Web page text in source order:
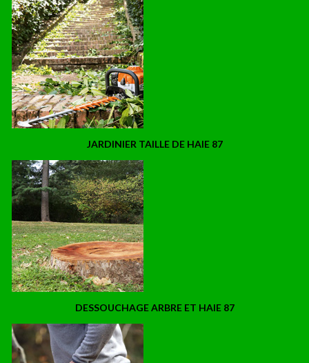
JARDINIER TAILLE DE HAIE 87
DESSOUCHAGE ARBRE ET HAIE 87